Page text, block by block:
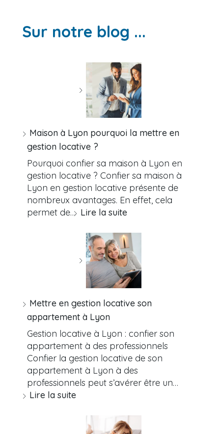
Sur notre blog ...
Maison à Lyon pourquoi la mettre en
gestion locative ?
Pourquoi confier sa maison à Lyon en
gestion locative ? Confier sa maison à
Lyon en gestion locative présente de
nombreux avantages. En effet, cela
permet de… Lire la suite
Mettre en gestion locative son
appartement à Lyon
Gestion locative à Lyon : confier son
appartement à des professionnels
Confier la gestion locative de son
appartement à Lyon à des
professionnels peut s’avérer être un…
Lire la suite